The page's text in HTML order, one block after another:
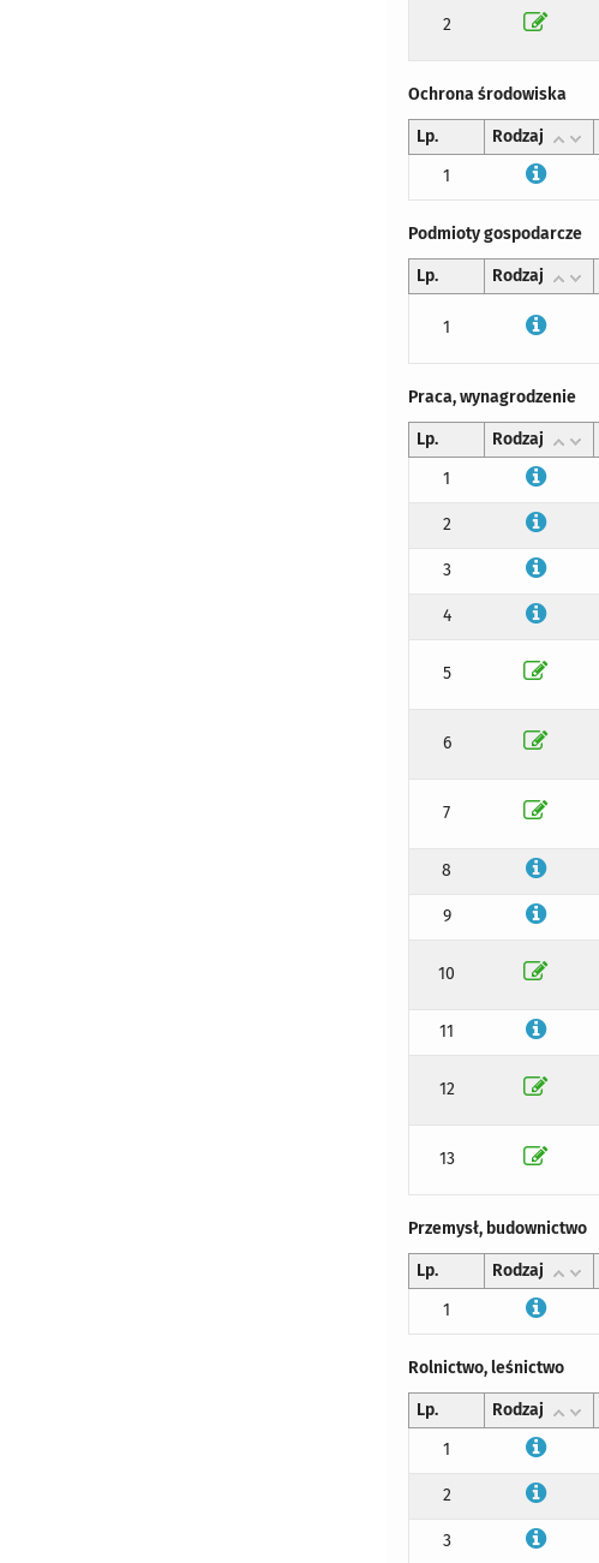
2
Ochrona środowiska
Lp. Rodzaj
1
Podmioty gospodarcze
Lp. Rodzaj
1
Praca, wynagrodzenie
Lp. Rodzaj
1
2
3
4
5
6
7
8
9
10
11
12
13
Przemysł, budownictwo
Lp. Rodzaj
1
Rolnictwo, leśnictwo
Lp. Rodzaj
1
2
3